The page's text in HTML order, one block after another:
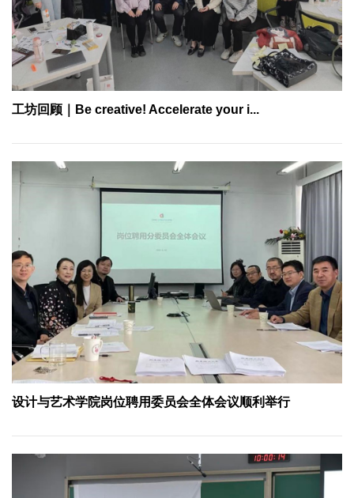
工坊回顾｜Be creative! Accelerate your i...
设计与艺术学院岗位聘用委员会全体会议顺利举行